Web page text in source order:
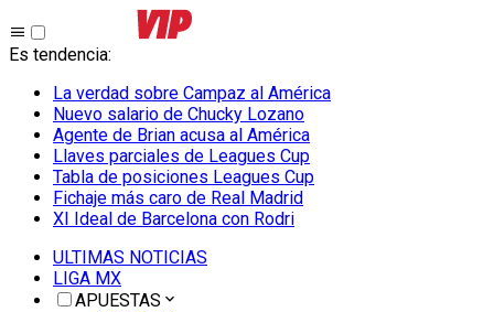
Es tendencia:
La verdad sobre Campaz al América
Nuevo salario de Chucky Lozano
Agente de Brian acusa al América
Llaves parciales de Leagues Cup
Tabla de posiciones Leagues Cup
Fichaje más caro de Real Madrid
XI Ideal de Barcelona con Rodri
ULTIMAS NOTICIAS
LIGA MX
APUESTAS